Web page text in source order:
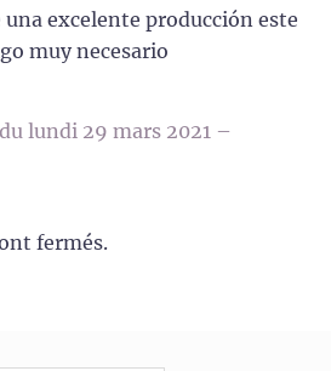
una excelente producción este
muy necesario
lundi 29 mars 2021 –
fermés.